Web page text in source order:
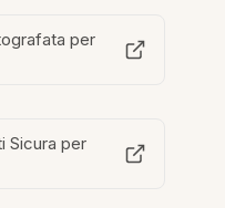
per
Sicura per